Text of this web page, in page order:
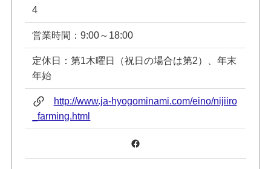
4
営業時間：9:00～18:00
定休日：第1木曜日（祝日の場合は第2）、年末
年始
http://www.ja-hyogominami.com/eino/nijiiro
_farming.html
Facebook